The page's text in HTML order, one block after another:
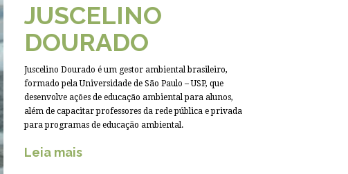
JUSCELINO
DOURADO
Juscelino Dourado é um gestor ambiental brasileiro,
formado pela Universidade de São Paulo – USP, que
desenvolve ações de educação ambiental para alunos,
além de capacitar professores da rede pública e privada
para programas de educação ambiental.
Leia mais